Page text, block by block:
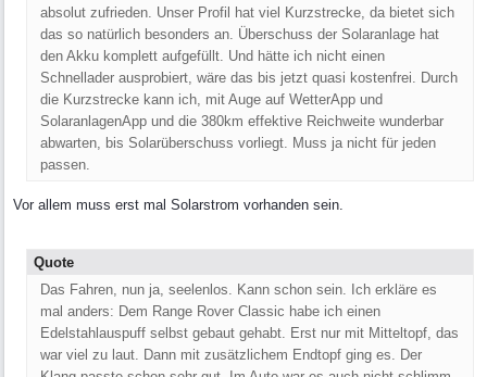
absolut zufrieden. Unser Profil hat viel Kurzstrecke, da bietet sich
das so natürlich besonders an. Überschuss der Solaranlage hat
den Akku komplett aufgefüllt. Und hätte ich nicht einen
Schnellader ausprobiert, wäre das bis jetzt quasi kostenfrei. Durch
die Kurzstrecke kann ich, mit Auge auf WetterApp und
SolaranlagenApp und die 380km effektive Reichweite wunderbar
abwarten, bis Solarüberschuss vorliegt. Muss ja nicht für jeden
passen.
Vor allem muss erst mal Solarstrom vorhanden sein.
Quote
Das Fahren, nun ja, seelenlos. Kann schon sein. Ich erkläre es
mal anders: Dem Range Rover Classic habe ich einen
Edelstahlauspuff selbst gebaut gehabt. Erst nur mit Mitteltopf, das
war viel zu laut. Dann mit zusätzlichem Endtopf ging es. Der